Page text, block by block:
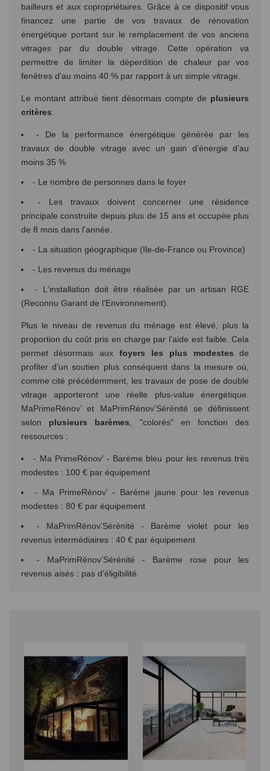
bailleurs et aux copropriétaires. Grâce à ce dispositif vous
financez une partie de vos travaux de rénovation
énergétique portant sur le remplacement de vos anciens
vitrages par du double vitrage. Cette opération va
permettre de limiter la déperdition de chaleur par vos
fenêtres d'au moins 40 % par rapport à un simple vitrage.
Le montant attribué tient désormais compte de plusieurs
critères:
- De la performance énergétique générée par les
travaux de double vitrage avec un gain d’énergie d’au
moins 35 %
- Le nombre de personnes dans le foyer
- Les travaux doivent concerner une résidence
principale construite depuis plus de 15 ans et occupée plus
de 8 mois dans l'année.
- La situation géographique (Ile-de-France ou Province)
- Les revenus du ménage
- L'installation doit être réalisée par un artisan RGE
(Reconnu Garant de l'Environnement).
Plus le niveau de revenus du ménage est élevé, plus la
proportion du coût pris en charge par l’aide est faible. Cela
permet désormais auxfoyers les plus modestes de
profiter d’un soutien plus conséquent dans la mesure où,
comme cité précédemment, les travaux de pose de double
vitrage apporteront une réelle plus-value énergétique.
MaPrimeRénov’ et MaPrimRénov’Sérénité se définissent
selon plusieurs barèmes , "colorés" en fonction des
ressources :
- Ma PrimeRénov’ - Barème bleu pour les revenus très
modestes : 100 € par équipement
- Ma PrimeRénov’ - Barème jaune pour les revenus
modestes : 80 € par équipement
- MaPrimRénov’Sérénité - Barème violet pour les
revenus intermédiaires : 40 € par équipement
- MaPrimRénov’Sérénité - Barème rose pour les
revenus aisés : pas d’éligibilité.